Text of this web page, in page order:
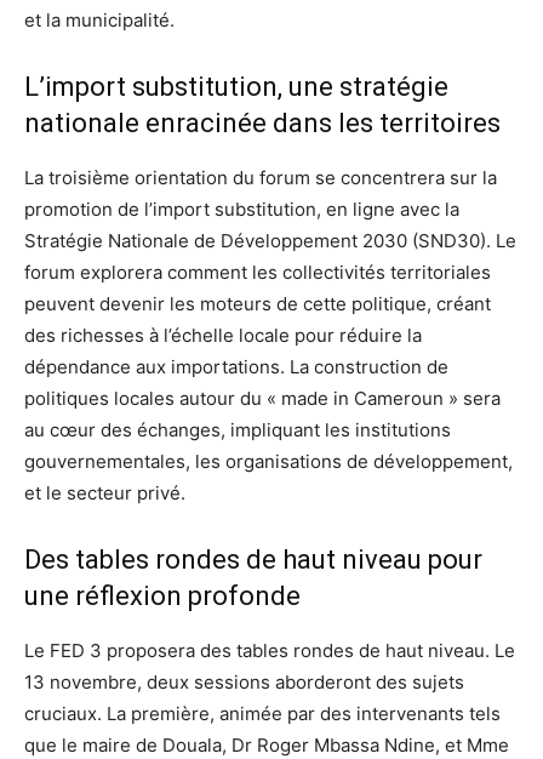
et la municipalité.
L’import substitution, une stratégie
nationale enracinée dans les territoires
La troisième orientation du forum se concentrera sur la
promotion de l’import substitution, en ligne avec la
Stratégie Nationale de Développement 2030 (SND30). Le
forum explorera comment les collectivités territoriales
peuvent devenir les moteurs de cette politique, créant
des richesses à l’échelle locale pour réduire la
dépendance aux importations. La construction de
politiques locales autour du « made in Cameroun » sera
au cœur des échanges, impliquant les institutions
gouvernementales, les organisations de développement,
et le secteur privé.
Des tables rondes de haut niveau pour
une réflexion profonde
Le FED 3 proposera des tables rondes de haut niveau. Le
13 novembre, deux sessions aborderont des sujets
cruciaux. La première, animée par des intervenants tels
que le maire de Douala, Dr Roger Mbassa Ndine, et Mme